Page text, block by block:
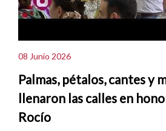
08 Junio 2026
Palmas, pétalos, cantes y
llenaron las calles en
Rocío